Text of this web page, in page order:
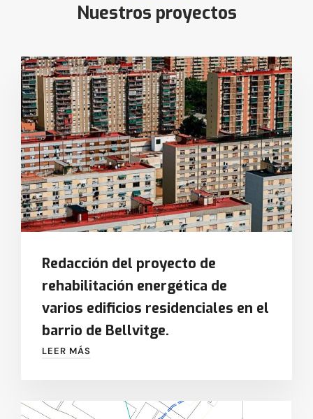
Nuestros proyectos
Redacción del proyecto de
rehabilitación energética de
varios edificios residenciales en el
barrio de Bellvitge.
LEER MÁS